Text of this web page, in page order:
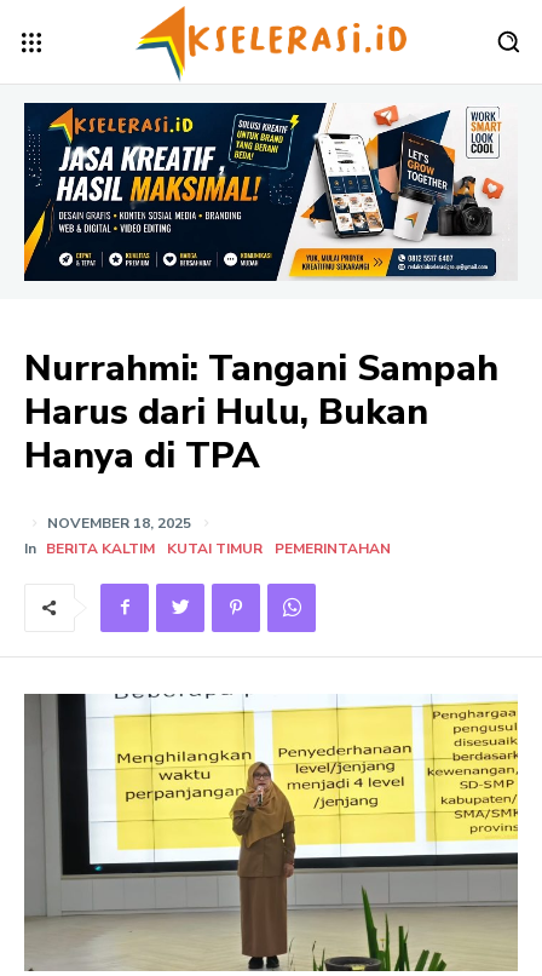
Nurrahmi: Tangani Sampah
Harus dari Hulu, Bukan
Hanya di TPA
NOVEMBER 18, 2025
In BERITA KALTIM KUTAI TIMUR PEMERINTAHAN